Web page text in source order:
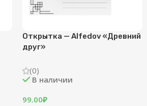
Открытка — Alfedov «Древний
друг»
(0)
В наличии
99.00₽